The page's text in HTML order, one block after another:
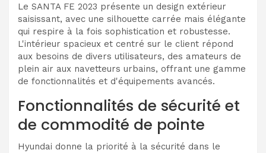
Le SANTA FE 2023 présente un design extérieur
saisissant, avec une silhouette carrée mais élégante
qui respire à la fois sophistication et robustesse.
L'intérieur spacieux et centré sur le client répond
aux besoins de divers utilisateurs, des amateurs de
plein air aux navetteurs urbains, offrant une gamme
de fonctionnalités et d'équipements avancés.
Fonctionnalités de sécurité et
de commodité de pointe
Hyundai donne la priorité à la sécurité dans le